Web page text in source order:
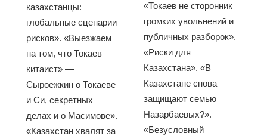
казахстанцы:
глобальные сценарии
рисков». «Выезжаем
на том, что Токаев —
китаист» —
Сыроежкин о Токаеве
и Си, секретных
делах и о Масимове».
«Казахстан хвалят за
«Токаев не сторонник
громких увольнений и
публичных разборок».
«Риски для
Казахстана». «В
Казахстане снова
защищают семью
Назарбаевых?».
«Безусловный